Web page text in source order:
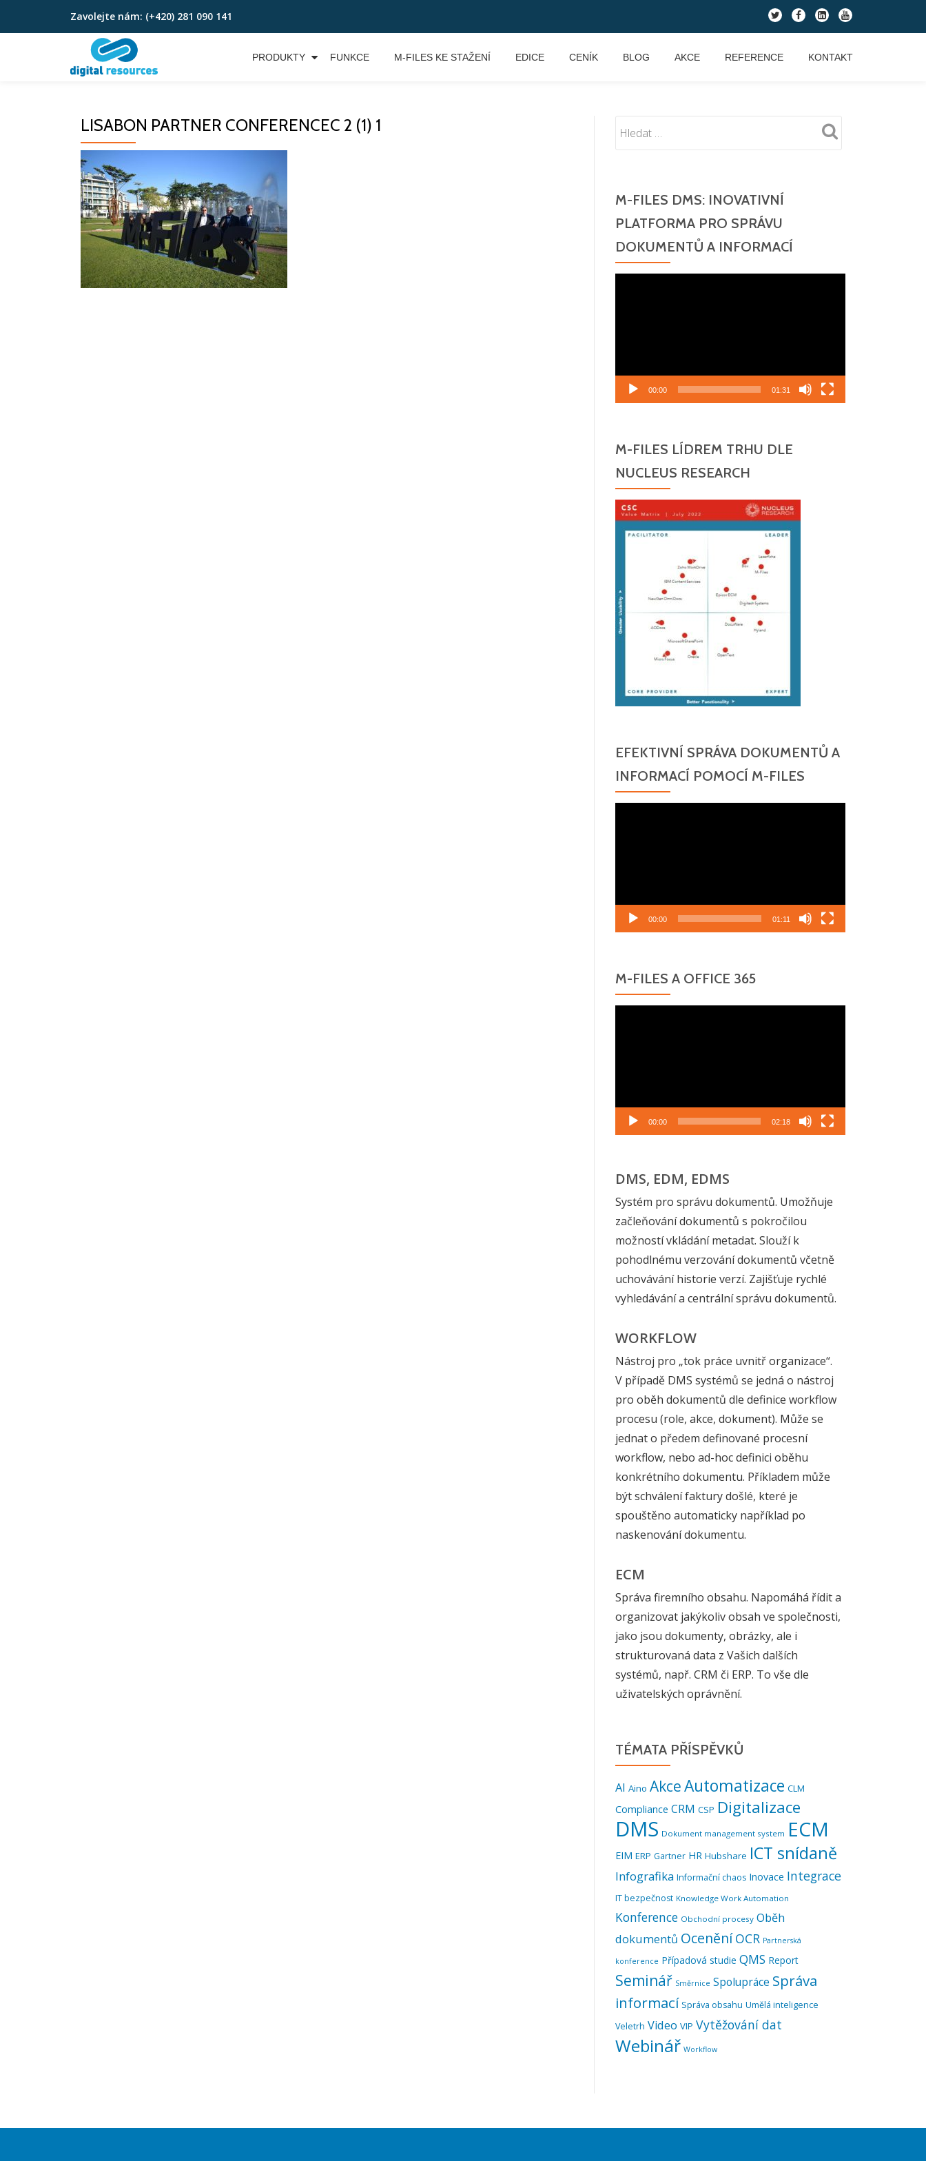
Přeskočit
Zavolejte nám: (+420) 281 090 141
fa-
twitter
fa-
facebook
fa-
linkedin-
square
fa-
youtube
PRODUKTY FUNKCE M-FILES KE STAŽENÍ EDICE CENÍK BLOG AKCE REFERENCE KONTAKT
LISABON PARTNER CONFERENCEC 2 (1) 1
M-FILES DMS: INOVATIVNÍ
PLATFORMA PRO SPRÁVU
DOKUMENTŮ A INFORMACÍ
00:00 01:31
M-FILES LÍDREM TRHU DLE
NUCLEUS RESEARCH
EFEKTIVNÍ SPRÁVA DOKUMENTŮ A
INFORMACÍ POMOCÍ M-FILES
00:00 01:11
M-FILES A OFFICE 365
00:00 02:18
DMS, EDM, EDMS
Systém pro správu dokumentů. Umožňuje
začleňování dokumentů s pokročilou
možností vkládání metadat. Slouží k
pohodlnému verzování dokumentů včetně
uchovávání historie verzí. Zajišťuje rychlé
vyhledávání a centrální správu dokumentů.
WORKFLOW
Nástroj pro „tok práce uvnitř organizace“.
V případě DMS systémů se jedná o nástroj
pro oběh dokumentů dle definice workflow
procesu (role, akce, dokument). Může se
jednat o předem definované procesní
workflow, nebo ad-hoc definici oběhu
konkrétního dokumentu. Příkladem může
být schválení faktury došlé, které je
spouštěno automaticky například po
naskenování dokumentu.
ECM
Správa firemního obsahu. Napomáhá řídit a
organizovat jakýkoliv obsah ve společnosti,
jako jsou dokumenty, obrázky, ale i
strukturovaná data z Vašich dalších
systémů, např. CRM či ERP. To vše dle
uživatelských oprávnění.
TÉMATA PŘÍSPĚVKŮ
AI Aino AkceAutomatizace CLM
Compliance CRM CSP Digitalizace
DMS Dokument management system ECM
EIM ERP Gartner HR Hubshare ICT snídaně
Infografika Informační chaos Inovace Integrace
IT bezpečnost Knowledge Work Automation
Konference Obchodní procesy Oběh
dokumentů Ocenění OCR Partnerská
konference Případová studie QMS Report
Seminář Směrnice Spolupráce Správa
informací Správa obsahu Umělá inteligence
Veletrh Video VIP Vytěžování dat
Webinář Workflow